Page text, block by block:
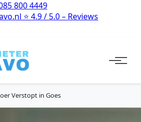
800 4449
⭐ 4.9 / 5.0 – Reviews
Verstopt in Goes